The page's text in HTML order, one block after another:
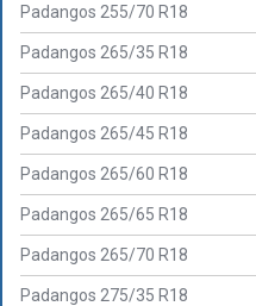
Padangos 255/70 R18
Padangos 265/35 R18
Padangos 265/40 R18
Padangos 265/45 R18
Padangos 265/60 R18
Padangos 265/65 R18
Padangos 265/70 R18
Padangos 275/35 R18